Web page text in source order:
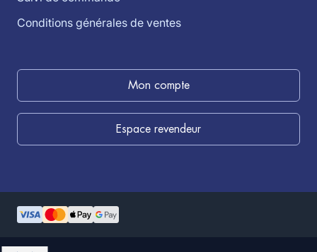
Conditions générales de ventes
Mon compte
Espace revendeur